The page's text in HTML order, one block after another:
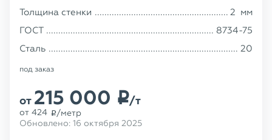
Толщина стенки
2 мм
ГОСТ
8734-75
Сталь
20
под заказ
от 215 000 p/т
от 424 p /метр
Обновлено: 16 октября 2025